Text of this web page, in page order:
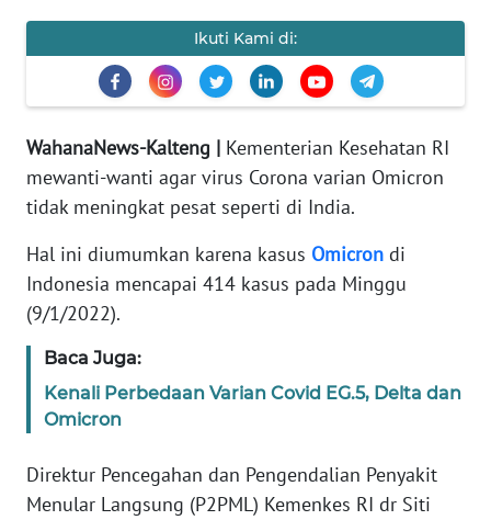
Ikuti Kami di:
WahanaNews-Kalteng | Kementerian Kesehatan RI
mewanti-wanti agar virus Corona varian Omicron
tidak meningkat pesat seperti di India.
Hal ini diumumkan karena kasus Omicron di
Indonesia mencapai 414 kasus pada Minggu
(9/1/2022).
Baca Juga:
Kenali Perbedaan Varian Covid EG.5, Delta dan
Omicron
Direktur Pencegahan dan Pengendalian Penyakit
Menular Langsung (P2PML) Kemenkes RI dr Siti
KAMI
PEDOMAN
SIBER
REDAKSI
DISCLAIMER
News